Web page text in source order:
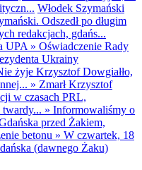
Włodek Szymański
Odszedł po długim
redakcjach, gdańs...
UPA » Oświadczenie Rady
Ukrainy
żyje Krzysztof Dowgiałło,
» Zmarł Krzysztof
w czasach PRL,
twardy... » Informowaliśmy o
przed Żakiem,
betonu » W czwartek, 18
(dawnego Żaku)